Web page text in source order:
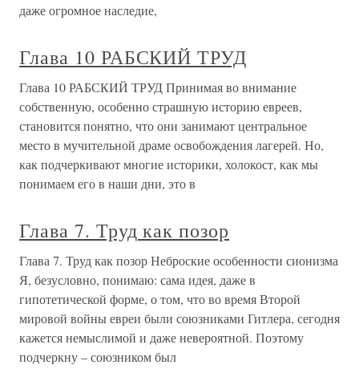
даже огромное наследие,
Глава 10 РАБСКИЙ ТРУД
Глава 10 РАБСКИЙ ТРУД Принимая во внимание
собственную, особенно страшную историю евреев,
становится понятно, что они занимают центральное
место в мучительной драме освобождения лагерей. Но,
как подчеркивают многие историки, холокост, как мы
понимаем его в наши дни, это в
Глава 7. Труд как позор
Глава 7. Труд как позор Неброские особенности сионизма
Я, безусловно, понимаю: сама идея, даже в
гипотетической форме, о том, что во время Второй
мировой войны евреи были союзниками Гитлера, сегодня
кажется немыслимой и даже невероятной. Поэтому
подчеркну – союзником был